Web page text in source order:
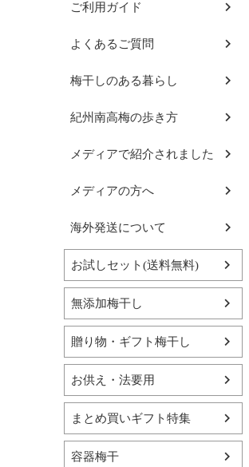
ご利用ガイド
よくあるご質問
梅干しのある暮らし
紀州南高梅の歩き方
メディアで紹介されました
メディアの方へ
海外発送について
お試しセット(送料無料)
無添加梅干し
贈り物・ギフト梅干し
お供え・法要用
まとめ買いギフト特集
容器梅干